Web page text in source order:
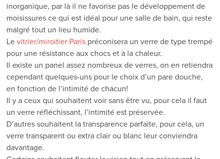
inorganique, par là il ne favorise pas le développement de
moisissures ce qui est idéal pour une salle de bain, qui reste
malgré tout un lieu humide.
Levitrier/miroitier Paris préconisera un verre de type trempé
pour une résistance aux chocs et à la chaleur.
Il existe un panel assez nombreux de verres, on en retiendra
cependant quelques-uns pour le choix d’un pare douche,
en fonction de l’intimité de chacun!
Il y a ceux qui souhaitent voir sans être vu, pour cela il faut
un verre réfléchissant, l’intimité est préservée.
D’autres souhaitent la transparence parfaite, pour cela, un
verre transparent ou extra clair ou blanc leur conviendra
davantage.